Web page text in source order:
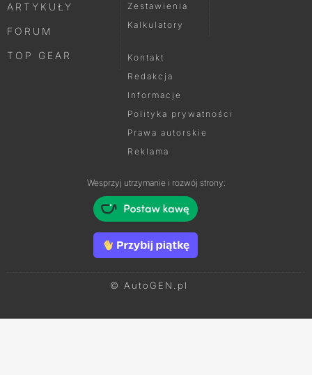
ARTYKUŁY
FORUM
TOP GEAR
Zestawienia
Kalkulatory
Kontakt
Redakcja
Informacje
Polityka prywatności
Prawa autorskie
Reklama
Wesprzyj utrzymanie i rozwój strony:
© AutoGEN.pl